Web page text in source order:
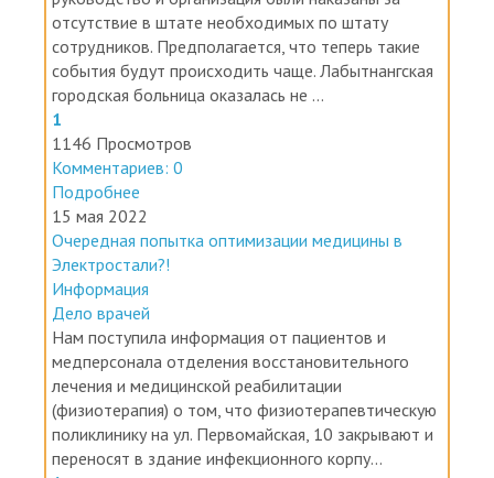
сотрудников. Предполагается, что теперь такие
события будут происходить чаще. Лабытнангская
городская больница оказалась не ...
1
1146 Просмотров
Комментариев: 0
Подробнее
15 мая 2022
Очередная попытка оптимизации медицины в
Электростали?!
Информация
Дело врачей
Нам поступила информация от пациентов и
медперсонала отделения восстановительного
лечения и медицинской реабилитации
(физиотерапия) о том, что физиотерапевтическую
поликлинику на ул. Первомайская, 10 закрывают и
переносят в здание инфекционного корпу...
1